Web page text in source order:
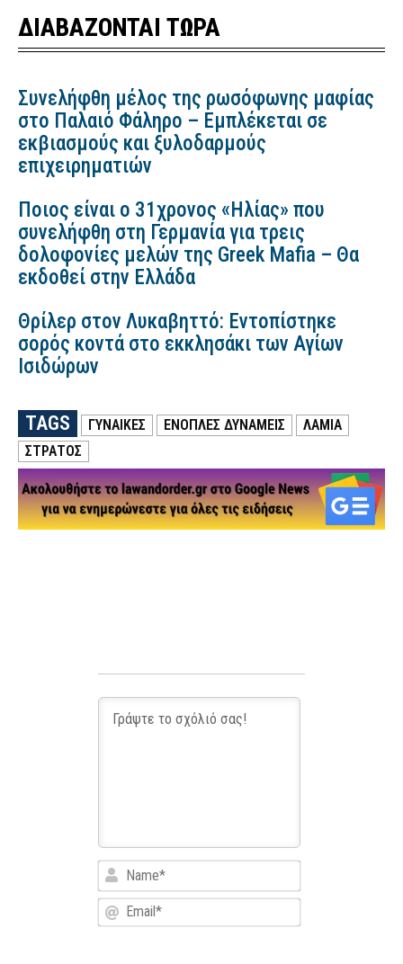
ΔΙΑΒΑΖΟΝΤΑΙ ΤΩΡΑ
Συνελήφθη μέλος της ρωσόφωνης μαφίας
στο Παλαιό Φάληρο – Εμπλέκεται σε
εκβιασμούς και ξυλοδαρμούς
επιχειρηματιών
Ποιος είναι ο 31χρονος «Ηλίας» που
συνελήφθη στη Γερμανία για τρεις
δολοφονίες μελών της Greek Mafia – Θα
εκδοθεί στην Ελλάδα
Θρίλερ στον Λυκαβηττό: Εντοπίστηκε
σορός κοντά στο εκκλησάκι των Αγίων
Ισιδώρων
TAGS ΓΥΝΑΙΚΕΣ ΕΝΟΠΛΕΣ ΔΥΝΑΜΕΙΣ
ΛΑΜΙΑ
ΣΤΡΑΤΟΣ
Name*
Email*